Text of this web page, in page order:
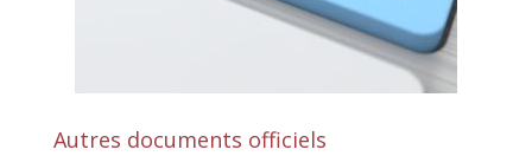
Autres documents officiels